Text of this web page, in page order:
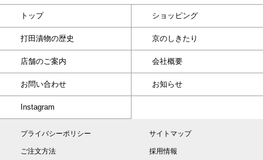
トップ ショッピング
打田漬物の歴史 京のしきたり
店舗のご案内 会社概要
お問い合わせ お知らせ
Instagram
プライバシーポリシー サイトマップ
ご注文方法 採用情報